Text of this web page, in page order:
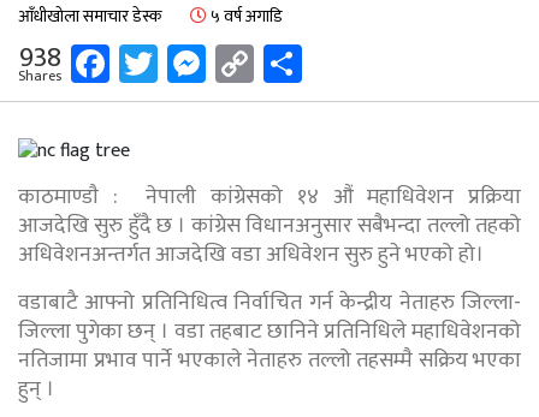
आँधीखोला समाचार डेस्क ५ वर्ष अगाडि
938
Shares Facebook
Twitter
Messenger
Copy
Link
काठमाण्डाै : नेपाली कांग्रेसको १४ औं महाधिवेशन प्रक्रिया
आजदेखि सुरु हुँदै छ । कांग्रेस विधानअनुसार सबैभन्दा तल्लो तहको
अधिवेशनअन्तर्गत आजदेखि वडा अधिवेशन सुरु हुने भएको हो।
वडाबाटै आफ्नो प्रतिनिधित्व निर्वाचित गर्न केन्द्रीय नेताहरु जिल्ला-
जिल्ला पुगेका छन् । वडा तहबाट छानिने प्रतिनिधिले महाधिवेशनको
नतिजामा प्रभाव पार्ने भएकाले नेताहरु तल्लो तहसम्मै सक्रिय भएका
हुन् ।